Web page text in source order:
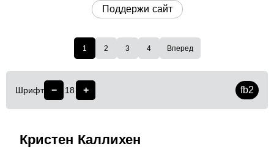
Поддержи сайт
1 2 3 4 Вперед
Шрифт − 18 + fb2
Кристен Каллихен